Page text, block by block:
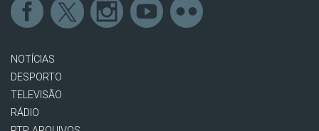
NOTÍCIAS
DESPORTO
TELEVISÃO
RÁDIO